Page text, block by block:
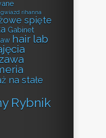
rihanna
spięte
Gabinet
hair lab
na stałe
Rybnik